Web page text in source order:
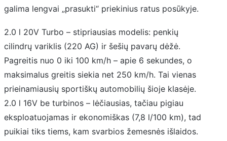
galima lengvai „prasukti“ priekinius ratus posūkyje.
2.0 l 20V Turbo – stipriausias modelis: penkių
cilindrų variklis (220 AG) ir šešių pavarų dėžė.
Pagreitis nuo 0 iki 100 km/h – apie 6 sekundes, o
maksimalus greitis siekia net 250 km/h. Tai vienas
prieinamiausių sportiškų automobilių šioje klasėje.
2.0 l 16V be turbinos – lėčiausias, tačiau pigiau
eksploatuojamas ir ekonomiškas (7,8 l/100 km), tad
puikiai tiks tiems, kam svarbios žemesnės išlaidos.